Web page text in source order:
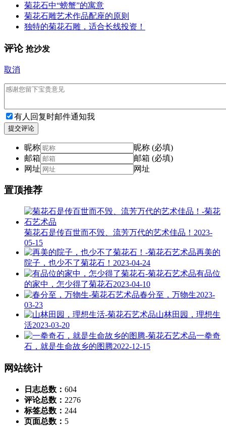
菊花石中“螃蟹”的寓意
菊花石雕艺术作品配座的原则
独特的菊花石雕，适合长线投资！
评论 抢沙发
取消
有人回复时邮件通知我
提交评论
昵称
昵称 (必填)
邮箱
邮箱 (必填)
网址
网址
置顶推荐
菊花石是传百世而不毁、流芳万代的艺术佳品！ 2023-
05-15
再美的
院子，也少不了菊花石！ 2023-04-24
有品位
的家中，怎少得了菊花石2023-04-10
春分至，万物生2023-
03-23
山林田园，理想生
活2023-03-20
一拳奇
石，就是生命故乡的图腾2022-12-15
网站统计
日志总数： 604
评论总数： 2276
标签总数： 244
页面总数： 5